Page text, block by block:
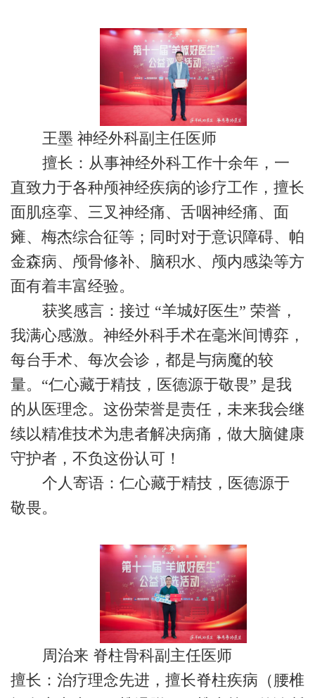
王墨 神经外科副主任医师
擅长：从事神经外科工作十余年，一
直致力于各种颅神经疾病的诊疗工作，擅长
面肌痉挛、三叉神经痛、舌咽神经痛、面
瘫、梅杰综合征等；同时对于意识障碍、帕
金森病、颅骨修补、脑积水、颅内感染等方
面有着丰富经验。
获奖感言：接过 “羊城好医生” 荣誉，
我满心感激。神经外科手术在毫米间博弈，
每台手术、每次会诊，都是与病魔的较
量。“仁心藏于精技，医德源于敬畏” 是我
的从医理念。这份荣誉是责任，未来我会继
续以精准技术为患者解决病痛，做大脑健康
守护者，不负这份认可！
个人寄语：仁心藏于精技，医德源于
敬畏。
周治来 脊柱骨科副主任医师
擅长：治疗理念先进，擅长脊柱疾病（腰椎